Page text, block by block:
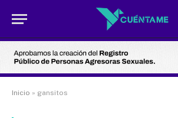
Inicio » gansitos